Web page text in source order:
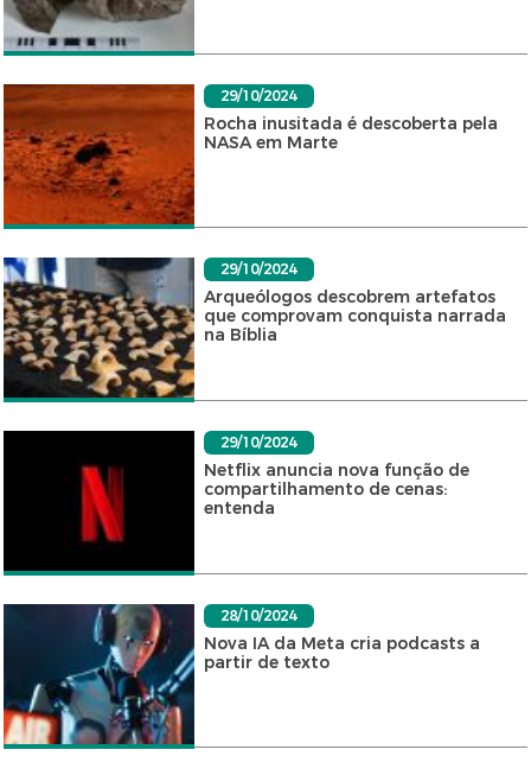
29/10/2024
Rocha inusitada é descoberta pela
NASA em Marte
29/10/2024
Arqueólogos descobrem artefatos
que comprovam conquista narrada
na Bíblia
29/10/2024
Netflix anuncia nova função de
compartilhamento de cenas:
entenda
28/10/2024
Nova IA da Meta cria podcasts a
partir de texto